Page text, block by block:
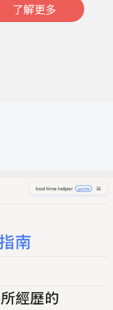
了解更多